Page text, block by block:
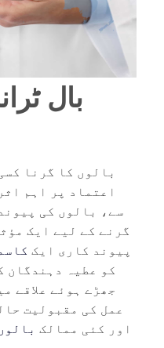
بال
بالوں کا گرنا
اعتماد پر اہم
سے، بالوں کی
گرنے کے لیے ایک
پیوند کاری ایک
کو عطیہ دہندگان
جھڑے ہوئے علاقے
عمل کی مقبولیت
اور کئی ممالک